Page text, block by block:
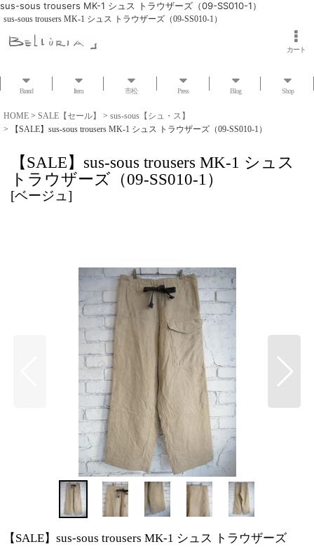
sus-sous trousers MK-1 シュス トラウザーズ（09-SS010-1）
sus-sous trousers MK-1 シュス トラウザーズ（09-SS010-1）
カート
Brand Item 市松 Press Blog Shop
HOME > SALE【セール】 > sus-sous【シュ・ス】
>
【SALE】sus-sous trousers MK-1 シュス トラウザーズ（09-SS010-1）
【SALE】sus-sous trousers MK-1 シュス
トラウザーズ（09-SS010-1）
[ベージュ ]
【SALE】sus-sous trousers MK-1 シュス トラウザーズ